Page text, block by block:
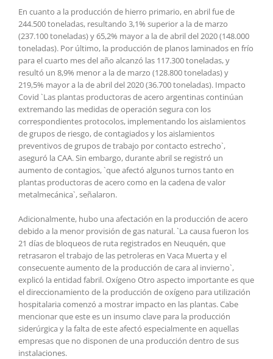
En cuanto a la producción de hierro primario, en abril fue de
244.500 toneladas, resultando 3,1% superior a la de marzo
(237.100 toneladas) y 65,2% mayor a la de abril del 2020 (148.000
toneladas). Por último, la producción de planos laminados en frío
para el cuarto mes del año alcanzó las 117.300 toneladas, y
resultó un 8,9% menor a la de marzo (128.800 toneladas) y
219,5% mayor a la de abril del 2020 (36.700 toneladas). Impacto
Covid `Las plantas productoras de acero argentinas continúan
extremando las medidas de operación segura con los
correspondientes protocolos, implementando los aislamientos
de grupos de riesgo, de contagiados y los aislamientos
preventivos de grupos de trabajo por contacto estrecho`,
aseguró la CAA. Sin embargo, durante abril se registró un
aumento de contagios, `que afectó algunos turnos tanto en
plantas productoras de acero como en la cadena de valor
metalmecánica`, señalaron.
Adicionalmente, hubo una afectación en la producción de acero
debido a la menor provisión de gas natural. `La causa fueron los
21 días de bloqueos de ruta registrados en Neuquén, que
retrasaron el trabajo de las petroleras en Vaca Muerta y el
consecuente aumento de la producción de cara al invierno`,
explicó la entidad fabril. Oxígeno Otro aspecto importante es que
el direccionamiento de la producción de oxígeno para utilización
hospitalaria comenzó a mostrar impacto en las plantas. Cabe
mencionar que este es un insumo clave para la producción
siderúrgica y la falta de este afectó especialmente en aquellas
empresas que no disponen de una producción dentro de sus
instalaciones.